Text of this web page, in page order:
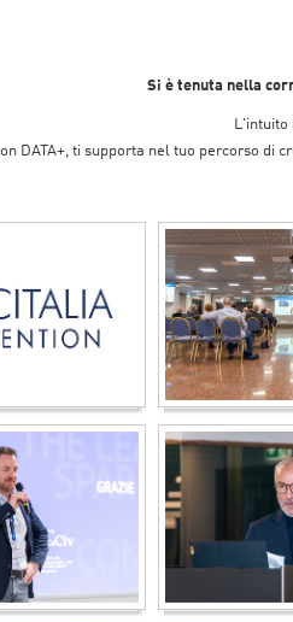
Si è tenuta nella
L'intuito
DATA+, ti supporta nel tuo percorso di